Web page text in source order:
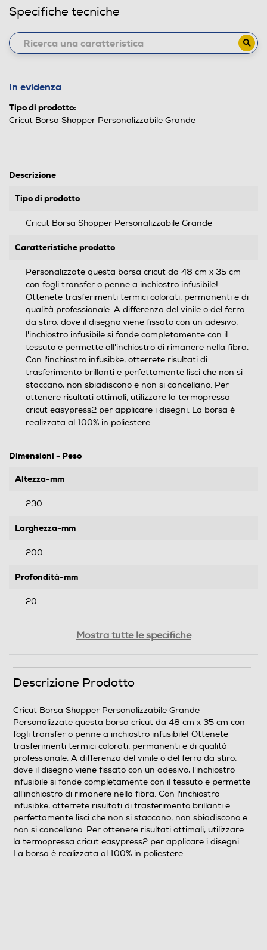
Specifiche tecniche
In evidenza
Tipo di prodotto:
Cricut Borsa Shopper Personalizzabile Grande
Descrizione
Tipo di prodotto
Cricut Borsa Shopper Personalizzabile Grande
Caratteristiche prodotto
Personalizzate questa borsa cricut da 48 cm x 35 cm
con fogli transfer o penne a inchiostro infusibile!
Ottenete trasferimenti termici colorati, permanenti e di
qualità professionale. A differenza del vinile o del ferro
da stiro, dove il disegno viene fissato con un adesivo,
l'inchiostro infusibile si fonde completamente con il
tessuto e permette all'inchiostro di rimanere nella fibra.
Con l'inchiostro infusibke, otterrete risultati di
trasferimento brillanti e perfettamente lisci che non si
staccano, non sbiadiscono e non si cancellano. Per
ottenere risultati ottimali, utilizzare la termopressa
cricut easypress2 per applicare i disegni. La borsa è
realizzata al 100% in poliestere.
Dimensioni - Peso
Altezza-mm
230
Larghezza-mm
200
Profondità-mm
20
Informazioni sulla sicurezza del prodotto
Clicca qui
Mostra tutte le specifiche
Descrizione Prodotto
Cricut Borsa Shopper Personalizzabile Grande -
Personalizzate questa borsa cricut da 48 cm x 35 cm con
fogli transfer o penne a inchiostro infusibile! Ottenete
trasferimenti termici colorati, permanenti e di qualità
professionale. A differenza del vinile o del ferro da stiro,
dove il disegno viene fissato con un adesivo, l'inchiostro
infusibile si fonde completamente con il tessuto e permette
all'inchiostro di rimanere nella fibra. Con l'inchiostro
infusibke, otterrete risultati di trasferimento brillanti e
perfettamente lisci che non si staccano, non sbiadiscono e
non si cancellano. Per ottenere risultati ottimali, utilizzare
la termopressa cricut easypress2 per applicare i disegni.
La borsa è realizzata al 100% in poliestere.